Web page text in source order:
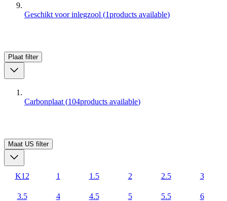
Geschikt voor inlegzool (1products available)
Plaat filter
Carbonplaat (104products available)
Maat US filter
K12 1 1.5 2 2.5 3
3.5 4 4.5 5 5.5 6